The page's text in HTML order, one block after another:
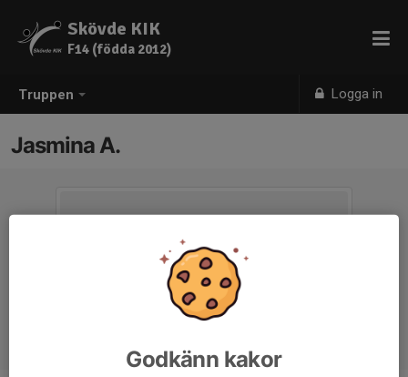
Truppen Logga in
Skövde KIK
F14 (födda 2012)
Jasmina A.
Godkänn kakor